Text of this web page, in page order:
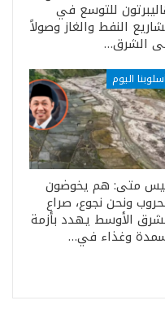
للتوسع في
النفط والغاز وصولاً
الشرق…
اليوم
متى: هم يخوضون
ونحن نجوع، صراع
الأوسط يهدد بأزمة
وغذاء في…